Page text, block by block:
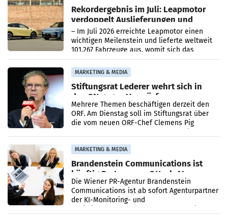
Rekordergebnis im Juli: Leapmotor
verdoppelt Auslieferungen und
überschreitet die 100.000er-Marke
– Im Juli 2026 erreichte Leapmotor einen
wichtigen Meilenstein und lieferte weltweit
101.267 Fahrzeuge aus, womit sich das
Ergebnis gegenüber Juli 2025 mehr als
verdoppelte (+102
MARKETING & MEDIA
Stiftungsrat Lederer wehrt sich in
den SN gegen Vorwürfe
Mehrere Themen beschäftigen derzeit den
ORF. Am Dienstag soll im Stiftungsrat über
die vom neuen ORF-Chef Clemens Pig
MARKETING & MEDIA
Brandenstein Communications ist
künftig Partner von OtterlyAI
Die Wiener PR-Agentur Brandenstein
Communications ist ab sofort Agenturpartner
der KI-Monitoring- und